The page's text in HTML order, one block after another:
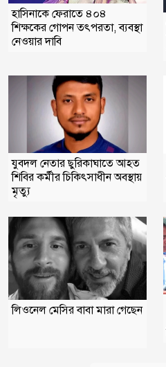
হাসিনাকে ফেরাতে ৪০৪
শিক্ষকের গোপন তৎপরতা, ব্যবস্থা
নেওয়ার দাবি
যুবদল নেতার ছুরিকাঘাতে আহত
শিবির কর্মীর চিকিৎসাধীন অবস্থায়
মৃত্যু
লিওনেল মেসির বাবা মারা গেছেন